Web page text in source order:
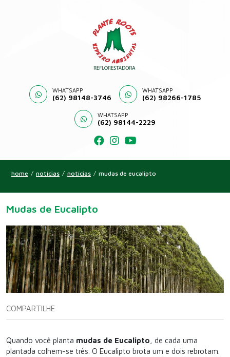
WHATSAPP
(62) 98148-3746
WHATSAPP
(62) 98266-1785
WHATSAPP
(62) 98144-2229
home / notícias / notícias / mudas de eucalipto
Mudas de Eucalipto
COMPARTILHE
Quando você planta mudas de Eucalipto , de cada uma
plantada colhem-se três. O Eucalipto brota um e dois rebrotam.